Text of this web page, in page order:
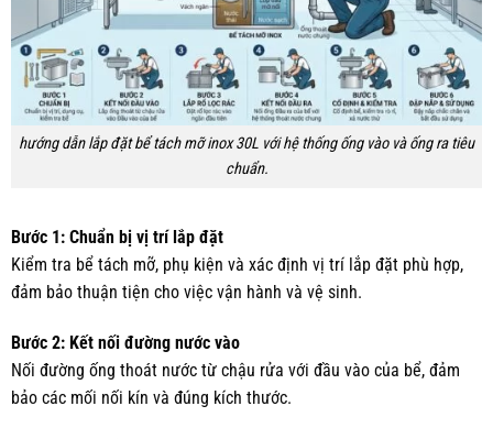
hướng dẫn lắp đặt bể tách mỡ inox 30L với hệ thống ống vào và ống ra tiêu
chuẩn.
Bước 1: Chuẩn bị vị trí lắp đặt
Kiểm tra bể tách mỡ, phụ kiện và xác định vị trí lắp đặt phù hợp,
đảm bảo thuận tiện cho việc vận hành và vệ sinh.
Bước 2: Kết nối đường nước vào
Nối đường ống thoát nước từ chậu rửa với đầu vào của bể, đảm
bảo các mối nối kín và đúng kích thước.